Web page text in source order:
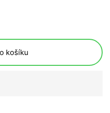
košíku